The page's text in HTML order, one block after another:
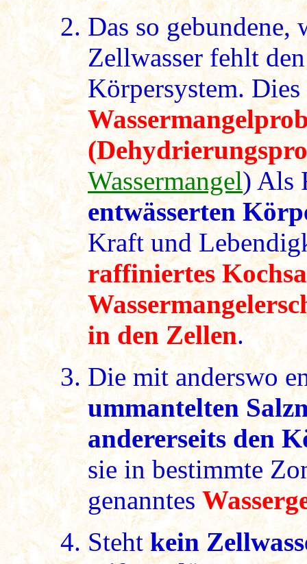
Das so
Zellwasser fehlt
Körpersystem.
Wassermangel) Als
entwässerten
Kraft und
raffiniertes
in den Zellen.
Die mit anderswo
ummantelten
andererseits den
sie in bestimmte
genanntes
Stehtkein